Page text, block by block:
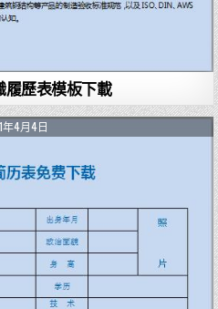
履歷表模板下載
年4月4日